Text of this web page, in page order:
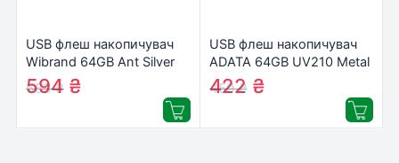
USB флеш накопичувач
Wibrand 64GB Ant Silver
USB 3.2 Gen 1 (USB 3.0)
(WI3.2/AN64M4S)
653₴
594 ₴
USB флеш накопичувач
ADATA 64GB UV210 Metal
Silver USB 2.0 (AUV210-
64G-RGD)
459₴
422 ₴